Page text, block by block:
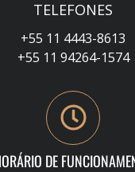
TELEFONES
+55 11 4443-8613
+55 11 94264-1574
DE